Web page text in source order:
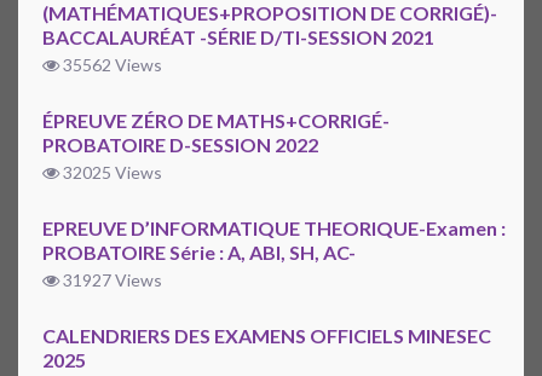
(MATHÉMATIQUES+PROPOSITION DE CORRIGÉ)-
BACCALAURÉAT -SÉRIE D/TI-SESSION 2021
35562 Views
ÉPREUVE ZÉRO DE MATHS+CORRIGÉ-
PROBATOIRE D-SESSION 2022
32025 Views
EPREUVE D’INFORMATIQUE THEORIQUE-Examen :
PROBATOIRE Série : A, ABI, SH, AC-
31927 Views
CALENDRIERS DES EXAMENS OFFICIELS MINESEC
2025